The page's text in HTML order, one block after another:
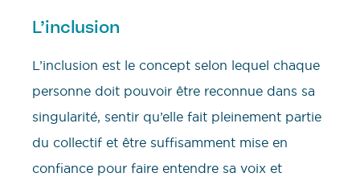
L’inclusion
L’inclusion est le concept selon lequel chaque
personne doit pouvoir être reconnue dans sa
singularité, sentir qu’elle fait pleinement partie
du collectif et être suffisamment mise en
confiance pour faire entendre sa voix et